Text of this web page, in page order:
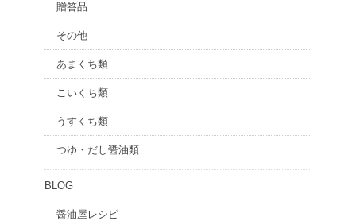
贈答品
その他
あまくち類
こいくち類
うすくち類
つゆ・だし醤油類
BLOG
醤油屋レシピ